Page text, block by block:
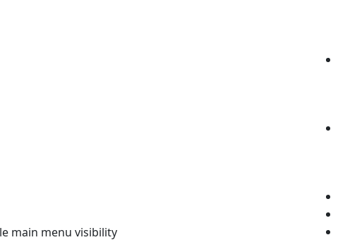
main menu visibility